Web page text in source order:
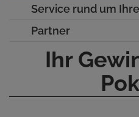
Service rund um
Partner
Ihr